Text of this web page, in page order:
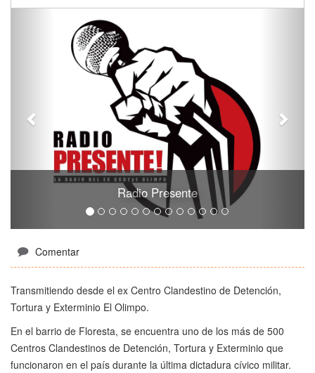
Radio Presente
o
Comentaren
Presente
Transmitiendo desde el ex Centro Clandestino de Detención,
Tortura y Exterminio El Olimpo.
En el barrio de Floresta, se encuentra uno de los más de 500
Centros Clandestinos de Detención, Tortura y Exterminio que
funcionaron en el país durante la última dictadura cívico militar.